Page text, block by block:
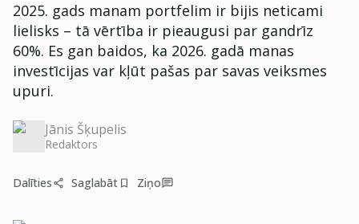
2025. gads manam portfelim ir bijis neticami
lielisks – tā vērtība ir pieaugusi par gandrīz
60%. Es gan baidos, ka 2026. gadā manas
investīcijas var kļūt pašas par savas veiksmes
upuri.
Jānis Šķupelis
Redaktors
Dalīties Saglabāt Ziņo